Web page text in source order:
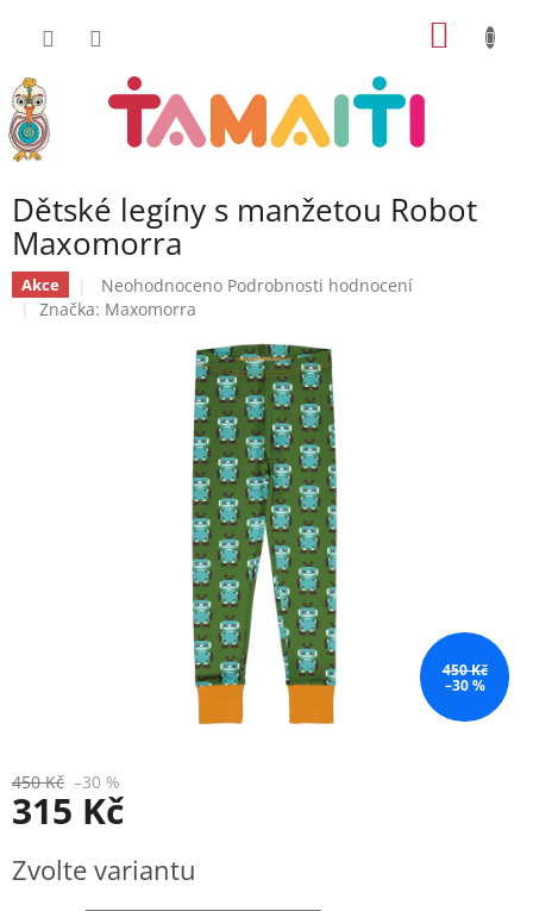
Dětské legíny s manžetou Robot
Maxomorra
Akce
Průměrné
hodnocení
Neohodnoceno Podrobnosti hodnocení
Značka: Maxomorra
450 Kč
–30 %
450 Kč –30 %
315 Kč
cena:
Zvolte variantu